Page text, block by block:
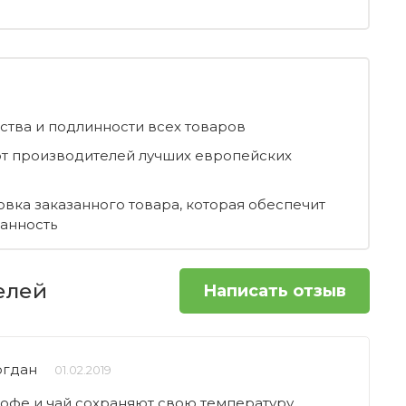
и подлинности всех товаров
производителей лучших европейских
заказанного товара, которая обеспечит
Написать отзыв
01.02.2019